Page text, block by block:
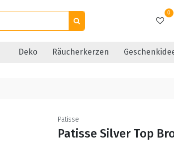
0
Deko Räucherkerzen
Patisse
Patisse Silver Top